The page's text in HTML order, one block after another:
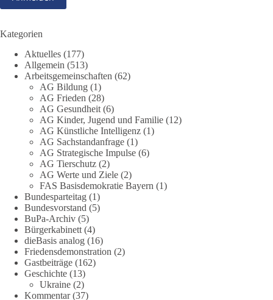
DieBasis
DieBasis
1 Tag zuvor
Jetzt abstimmen: Welche Rolle soll Deutschland in Sachen
Verteidung übernehmen❓
Das Bundesministerium der Verteidigung schreibt im
Strategiepapier, dass die Bundeswehr zum Schutz des Landes
und der Verbündeten abschreckungs- und verteidigungsfähig
sein muss. Die strategische Ausrichtung sieht vor, dass
Deutschland in der NATO eine Führungsrolle übernimmt, zur
stärksten konventionellen Armee Europas werden soll und
über die Verteidigungsbereitschaft hinaus aufrüstet.
Wie siehst du das? Mach jetzt bei unserer Umfrage mit und sag
uns deine Meinung:
point_righthttps://diebasis-he.de/umfrage-des-monats-august-
Kategorien
Aktuelles (177)
Allgemein (513)
Arbeitsgemeinschaften (62)
AG Bildung (1)
AG Frieden (28)
AG Gesundheit (6)
AG Kinder, Jugend und Familie (12)
AG Künstliche Intelligenz (1)
AG Sachstandanfrage (1)
AG Strategische Impulse (6)
AG Tierschutz (2)
AG Werte und Ziele (2)
FAS Basisdemokratie Bayern (1)
Bundesparteitag (1)
Bundesvorstand (5)
BuPa-Archiv (5)
Bürgerkabinett (4)
dieBasis analog (16)
Friedensdemonstration (2)
Gastbeiträge (162)
Geschichte (13)
Ukraine (2)
Kommentar(37)